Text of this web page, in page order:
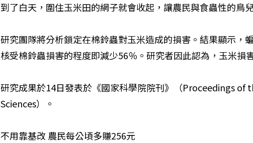
到了白天，圍住玉米田的網子就會收起，讓農民與食蟲性的鳥
研究團隊將分析鎖定在棉鈴蟲對玉米造成的損害。結果顯示，
核受棉鈴蟲損害的程度即減少56％。研究者因此認為，玉米損
研究成果於14日發表於《國家科學院院刊》（Proceedings of
Sciences）。
不用靠基改 農民每公頃多賺256元